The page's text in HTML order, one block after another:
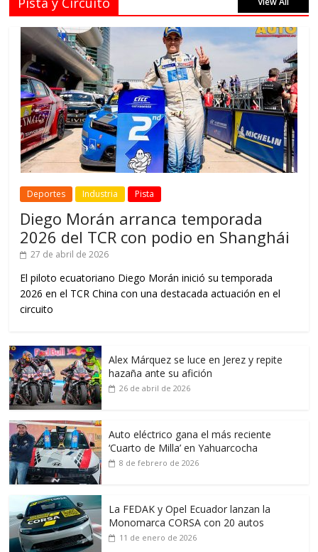
Deportes Industria Pista
Diego Morán arranca temporada
2026 del TCR con podio en Shanghái
27 de abril de 2026
El piloto ecuatoriano Diego Morán inició su temporada
2026 en el TCR China con una destacada actuación en el
circuito
Alex Márquez se luce en Jerez y repite
hazaña ante su afición
26 de abril de 2026
Auto eléctrico gana el más reciente
‘Cuarto de Milla’ en Yahuarcocha
8 de febrero de 2026
La FEDAK y Opel Ecuador lanzan la
Monomarca CORSA con 20 autos
11 de enero de 2026